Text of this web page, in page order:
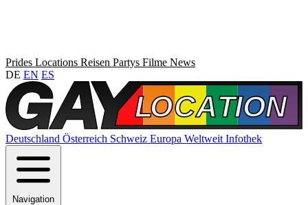
Prides Locations Reisen Partys Filme News
DE EN ES
Deutschland Österreich Schweiz Europa Weltweit Infothek
Navigation